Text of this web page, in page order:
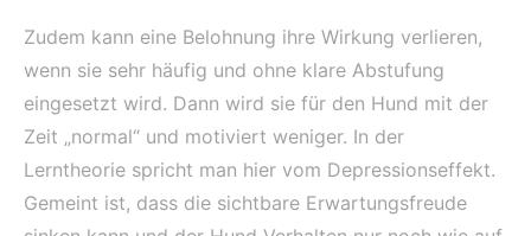
Zudem kann eine Belohnung ihre Wirkung verlieren,
wenn sie sehr häufig und ohne klare Abstufung
eingesetzt wird. Dann wird sie für den Hund mit der
Zeit „normal“ und motiviert weniger. In der
Lerntheorie spricht man hier vom Depressionseffekt.
Gemeint ist, dass die sichtbare Erwartungsfreude